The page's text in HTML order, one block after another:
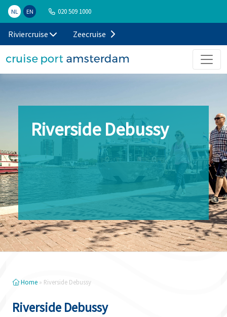
NL EN 020 509 1000
Riviercruise Zeecruise
Riverside Debussy
Home » Riverside Debussy
Riverside Debussy